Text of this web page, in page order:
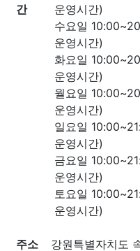
간
운영시간)
수요일
운영시간)
화요일
운영시간)
월요일
운영시간)
일요일
운영시간)
금요일
운영시간)
토요일
운영시간)
주소 강원특별자치도